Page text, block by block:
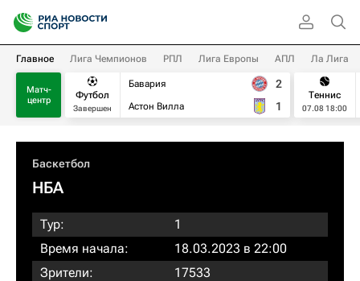
Главное Лига Чемпионов РПЛ Лига Европы АПЛ Ла Лига
Матч-
центр
Футбол
Завершен
Бавария
Астон Вилла
2
1
Теннис
07.08 18:00
Баскетбол
НБА
Тур:
1
Время начала:
18.03.2023 в 22:00
Зрители:
17533